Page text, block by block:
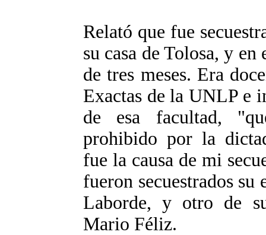
Relató que fue
su casa de Tolosa, y en
de tres meses. Era
Exactas de la UNLP e
de esa facultad,
prohibido por la
fue la causa de mi
fueron secuestrados su
Laborde, y otro de
Mario Féliz.